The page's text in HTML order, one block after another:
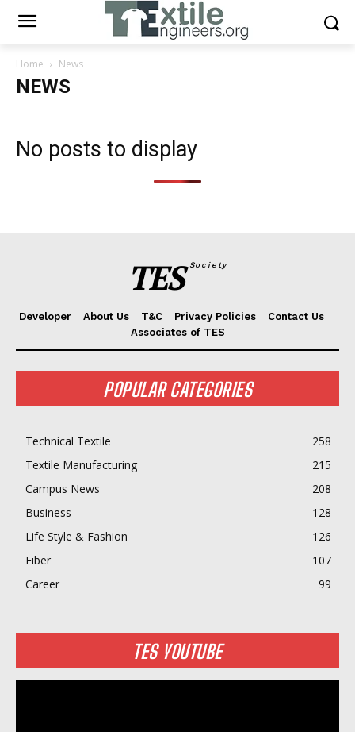
Home News
NEWS
No posts to display
TES Society
Developer About Us T&C Privacy Policies
Contact Us
Associates of TES
POPULAR CATEGORIES
Technical Textile
258
Textile Manufacturing
215
Campus News
208
Business
128
Life Style & Fashion
126
Fiber
107
Career
99
TES YOUTUBE